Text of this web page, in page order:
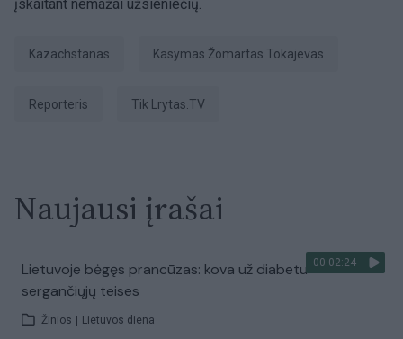
įskaitant nemažai užsieniečių.
Kazachstanas Kasymas Žomartas Tokajevas
Reporteris tik Lrytas.TV
Naujausi įrašai
00:02:24
Lietuvoje bėgęs prancūzas: kova už diabetu
sergančiųjų teises
Žinios Lietuvos diena